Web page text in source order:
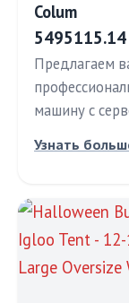
Colum
5495115.14
Предлагаем
машину с
Узнать